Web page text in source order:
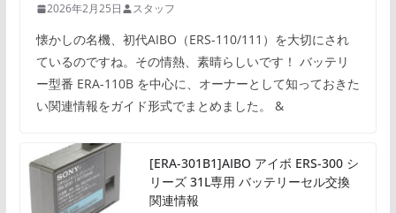
2026年2月25日 スタッフ
懐かしの名機、初代AIBO（ERS-110/111）を大切にされ
ているのですね。その情熱、素晴らしいです！ バッテリ
ー型番 ERA-110B を中心に、オーナーとして知っておきた
い関連情報をガイド形式でまとめました。 &
[ERA-301B1]AIBO アイボ ERS-300 シ
リーズ 31L専用 バッテリーセル交換
関連情報